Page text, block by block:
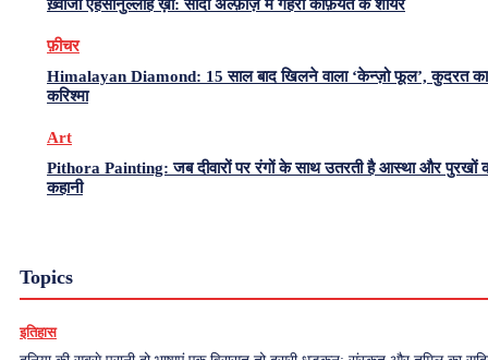
ख़्वाजा एहसानुल्लाह ख़ां: सादा अल्फ़ाज़ में गहरी कैफ़ियत के शायर
फ़ीचर
Himalayan Diamond: 15 साल बाद खिलने वाला ‘केन्ज़ो फूल’, कुदरत
करिश्मा
Art
Pithora Painting: जब दीवारों पर रंगों के साथ उतरती है आस्था और पुरखों
कहानी
Topics
इतिहास